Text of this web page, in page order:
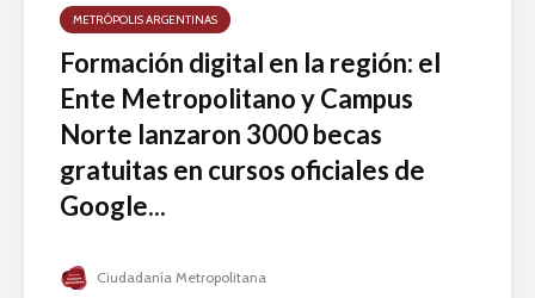
METRÓPOLIS ARGENTINAS
Formación digital en la región: el
Ente Metropolitano y Campus
Norte lanzaron 3000 becas
gratuitas en cursos oficiales de
Google...
Ciudadanía Metropolitana